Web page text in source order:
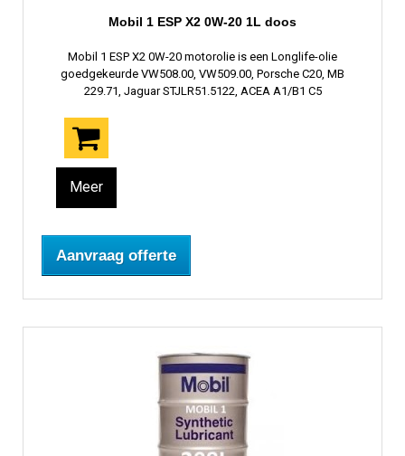
Mobil 1 ESP X2 0W-20 1L doos
Mobil 1 ESP X2 0W-20 motorolie is een Longlife-olie
goedgekeurde VW508.00, VW509.00, Porsche C20, MB
229.71, Jaguar STJLR51.5122, ACEA A1/B1 C5
Meer
Aanvraag offerte